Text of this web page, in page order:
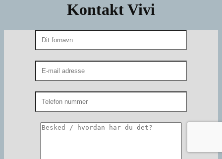
Kontakt Vivi